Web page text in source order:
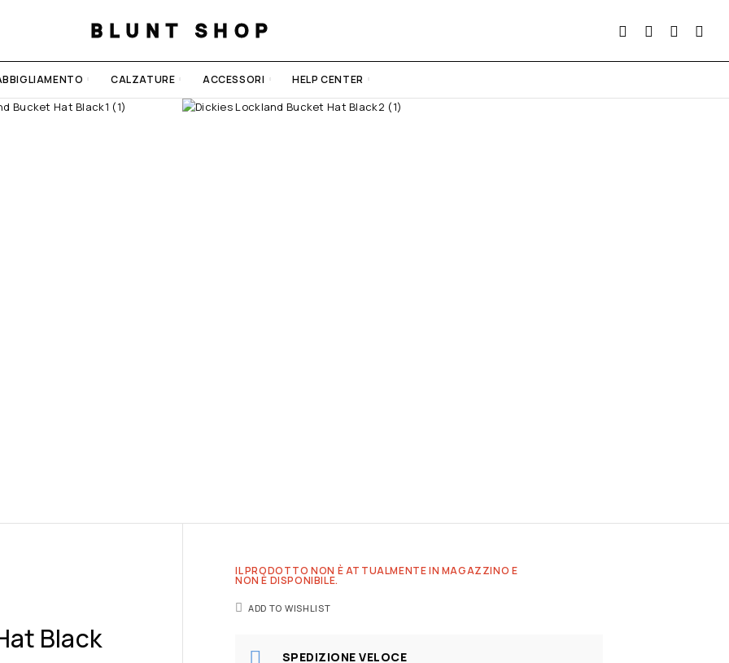
BLUNT SHOP
CALZATURE ACCESSORI HELP CENTER
Black
IL PRODOTTO NON È ATTUALMENTE IN MAGAZZINO E
NON È DISPONIBILE.
ADD TO WISHLIST
SPEDIZIONE VELOCE